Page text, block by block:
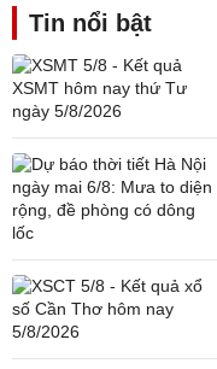
Tin nổi bật